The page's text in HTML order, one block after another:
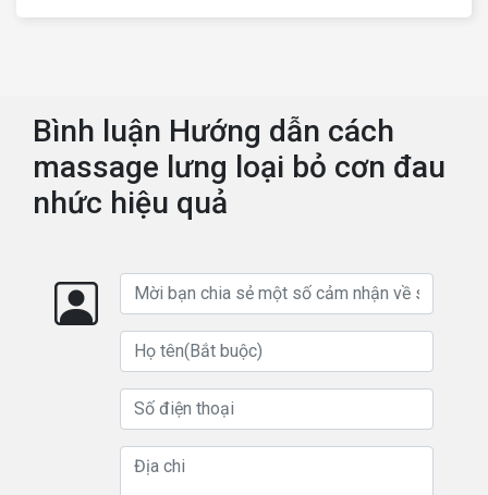
Bình luận Hướng dẫn cách
massage lưng loại bỏ cơn đau
nhức hiệu quả